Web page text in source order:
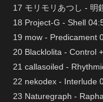
17 モリモリあつし - 明
18 Project-G - Shell
19 mow - Predicament
20 Blacklolita - Control
21 callasoiled -
22 nekodex - Interlude
23 Naturegraph -